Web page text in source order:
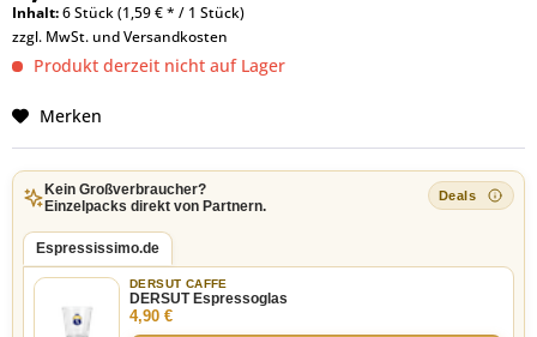
Inhalt:6 Stück (1,59 € * / 1 Stück)
zzgl. MwSt. undVersandkosten
Produkt derzeit nicht auf Lager
Merken
Kein Großverbraucher?
Einzelpacks direkt von Partnern.
Espressissimo.de
DERSUT CAFFE
DERSUT Espressoglas
4,90 €